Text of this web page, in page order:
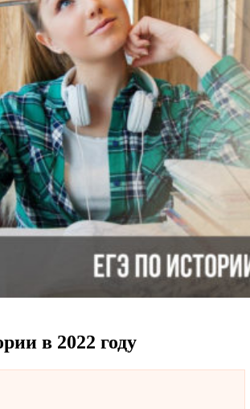
в 2022 году